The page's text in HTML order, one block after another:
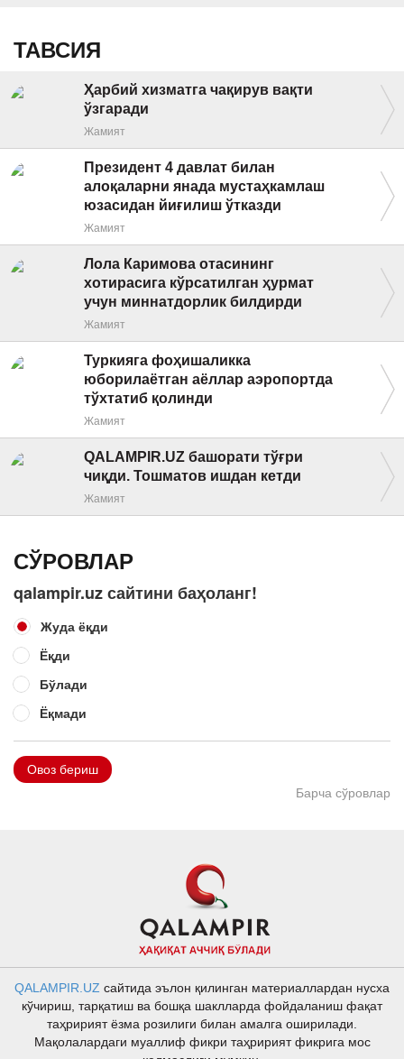
ТАВСИЯ
Ҳарбий хизматга чақирув вақти
ўзгаради
Жамият
Президент 4 давлат билан
алоқаларни янада мустаҳкамлаш
юзасидан йиғилиш ўтказди
Жамият
Лола Каримова отасининг
хотирасига кўрсатилган ҳурмат
учун миннатдорлик билдирди
Жамият
Туркияга фоҳишаликка
юборилаётган аёллар аэропортда
тўхтатиб қолинди
Жамият
QALAMPIR.UZ башорати тўғри
чиқди. Тошматов ишдан кетди
Жамият
СЎРОВЛАР
qalampir.uz сайтини баҳоланг!
Жуда ёқди
Ёқди
Бўлади
Ёқмади
Овоз бериш
Барча сўровлар
QALAMPIR.UZ сайтида эълон қилинган материаллардан нусха
кўчириш, тарқатиш ва бошқа шаклларда фойдаланиш фақат
таҳририят ёзма розилиги билан амалга оширилади.
Мақолалардаги муаллиф фикри таҳририят фикрига мос